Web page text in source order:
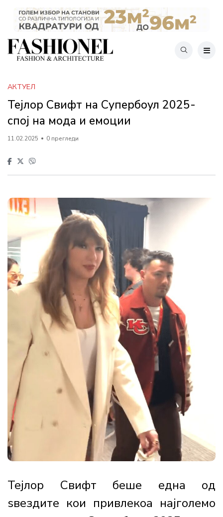
АКТУЕЛ
Тејлор Свифт на Супербоул 2025-
спој на мода и емоции
11.02.2025 0 прегледи
Тејлор Свифт беше една од
ѕвездите кои привлекоа најголемо